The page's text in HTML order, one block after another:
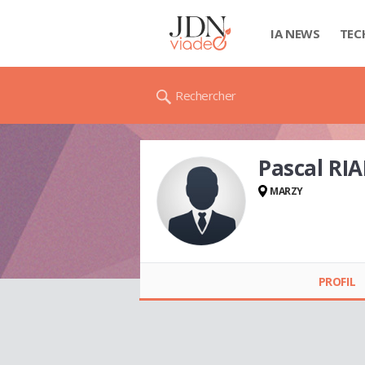
IA NEWS
Rechercher
Pascal
MARZY
PROFIL